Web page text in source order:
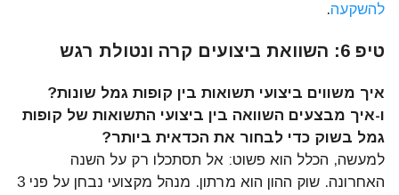
להשקעה.
טיפ 6: השוואת ביצועים קרה ונטולת רגש
איך משווים ביצועי תשואות בין קופות גמל שונות?
ו-איך מבצעים השוואה בין ביצועי התשואות של קופות
גמל בשוק כדי לבחור את הכדאית ביותר?
למעשה, הכלל הוא פשוט: אל תסתכלו רק על השנה
האחרונה. שוק ההון הוא מרתון. מנהל מקצועי נבחן על פני 3